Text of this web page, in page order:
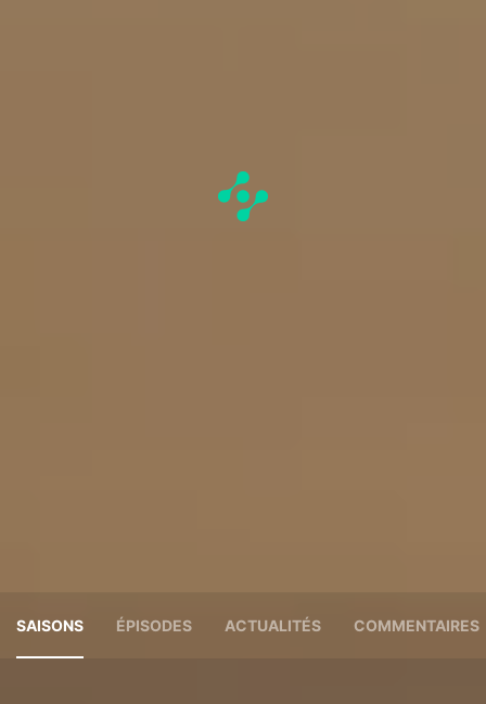
SAISONS ÉPISODES ACTUALITÉS COMMENTAIRES